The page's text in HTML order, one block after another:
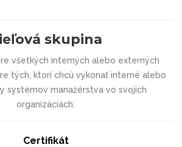
skupina
všetkých interných alebo externých
tých, ktorí chcú vykonať interné alebo
systémov manažérstva vo svojich
organizáciách.
Certifikát